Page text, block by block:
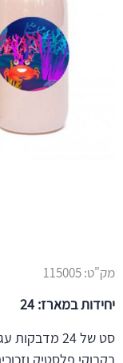
מק"ט:115005
יחידות במארז: 24
סט של 24